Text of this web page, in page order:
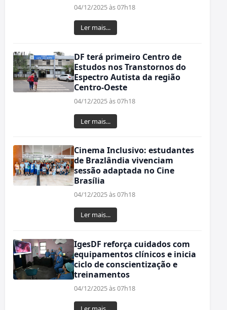
04/12/2025 às 07h18
Ler mais...
DF terá primeiro Centro de
Estudos nos Transtornos do
Espectro Autista da região
Centro-Oeste
04/12/2025 às 07h18
Ler mais...
Cinema Inclusivo: estudantes
de Brazlândia vivenciam
sessão adaptada no Cine
Brasília
04/12/2025 às 07h18
Ler mais...
IgesDF reforça cuidados com
equipamentos clínicos e inicia
ciclo de conscientização e
treinamentos
04/12/2025 às 07h18